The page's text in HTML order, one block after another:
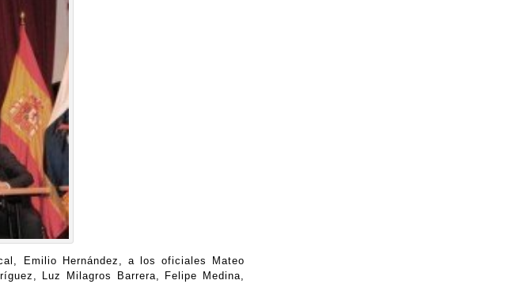
Emilio Hernández, a los oficiales Mateo
Luz Milagros Barrera, Felipe Medina,